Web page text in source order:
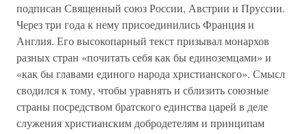
подписан Священный союз России, Австрии и Пруссии.
Через три года к нему присоединились Франция и
Англия. Его высокопарный текст призывал монархов
разных стран «почитать себя как бы единоземцами» и
«как бы главами единого народа христианского». Смысл
сводился к тому, чтобы уравнять и сблизить союзные
страны посредством братского единства царей в деле
служения христианским добродетелям и принципам